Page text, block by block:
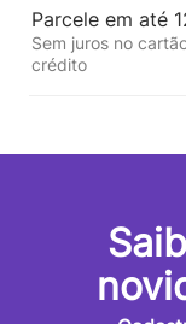
Parcele em até
Sem juros no
crédito